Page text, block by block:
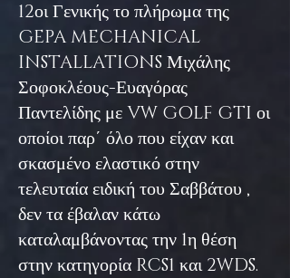
12οι Γενικής το πλήρωμα της
GEPA MECHANICAL
INSTALLATIONS Μιχάλης
Σοφοκλέους-Ευαγόρας
Παντελίδης με VW GOLF GTI οι
οποίοι παρ΄ όλο που είχαν και
σκασμένο ελαστικό στην
τελευταία ειδική του Σαββάτου ,
δεν τα έβαλαν κάτω
καταλαμβάνοντας την 1η θέση
στην κατηγορία RCS1 και 2WDS.